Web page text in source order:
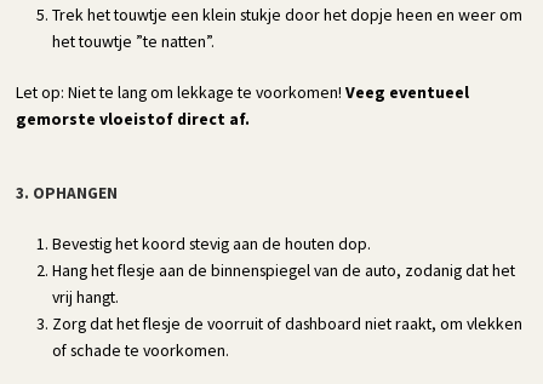
Trek het touwtje een klein stukje door het dopje heen en weer om
het touwtje ”te natten”.
Let op: Niet te lang om lekkage te voorkomen!Veeg eventueel
gemorste vloeistof direct af.
3. OPHANGEN
Bevestig het koord stevig aan de houten dop.
Hang het flesje aan de binnenspiegel van de auto, zodanig dat het
vrij hangt.
Zorg dat het flesje de voorruit of dashboard niet raakt, om vlekken
of schade te voorkomen.